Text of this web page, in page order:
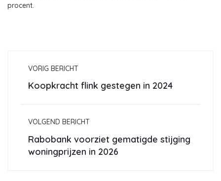
procent.
VORIG BERICHT
Koopkracht flink gestegen in 2024
VOLGEND BERICHT
Rabobank voorziet gematigde stijging
woningprijzen in 2026